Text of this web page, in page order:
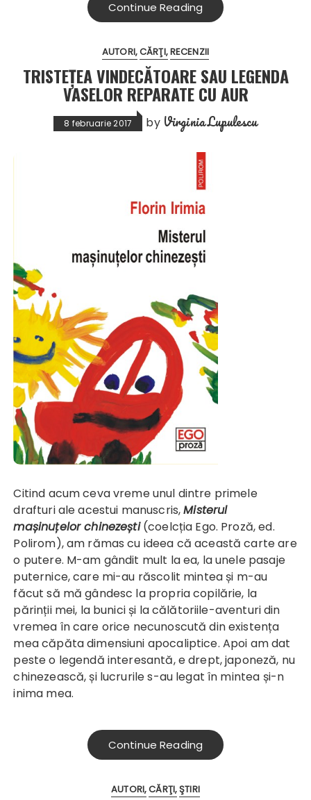
Continue Reading
AUTORI CĂRŢI RECENZII
TRISTEȚEA VINDECĂTOARE SAU LEGENDA
VASELOR REPARATE CU AUR
8 februarie 2017 by Virginia Lupulescu
Citind acum ceva vreme unul dintre primele
drafturi ale acestui manuscris,Misterul
mașinuțelor chinezești(coelcția Ego. Proză, ed.
Polirom), am rămas cu ideea că această carte are
o putere. M-am gândit mult la ea, la unele pasaje
puternice, care mi-au răscolit mintea și m-au
făcut să mă gândesc la propria copilărie, la
părinții mei, la bunici și la călătoriile-aventuri din
vremea în care orice necunoscută din existența
mea căpăta dimensiuni apocaliptice. Apoi am dat
peste o legendă interesantă, e drept, japoneză, nu
chinezească, și lucrurile s-au legat în mintea și-n
inima mea.
Continue Reading
AUTORI CĂRŢI ŞTIRI